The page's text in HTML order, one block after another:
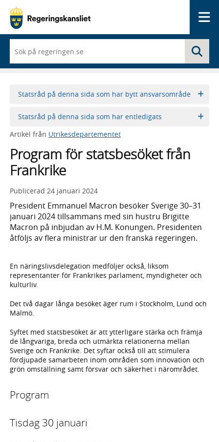
du
börjar
skriva
framträder
med
Statsråd på denna sida som har bytt ansvarsområde
Statsråd på denna sida som har entledigats
Artikel från Utrikesdepartementet
Program för statsbesöket från
Frankrike
Publicerad 24 januari 2024
President Emmanuel Macron besöker Sverige 30–31
januari 2024 tillsammans med sin hustru Brigitte
Macron på inbjudan av H.M. Konungen. Presidenten
åtföljs av flera ministrar ur den franska regeringen.
En näringslivsdelegation medföljer också, liksom
representanter för Frankrikes parlament, myndigheter och
kulturliv.
Det två dagar långa besöket äger rum i Stockholm, Lund och
Malmö.
Syftet med statsbesöket är att ytterligare stärka och främja
de långvariga, breda och utmärkta relationerna mellan
Sverige och Frankrike. Det syftar också till att stimulera
fördjupade samarbeten inom områden som innovation och
grön omställning samt försvar och säkerhet i närområdet.
Program
Tisdag 30 januari